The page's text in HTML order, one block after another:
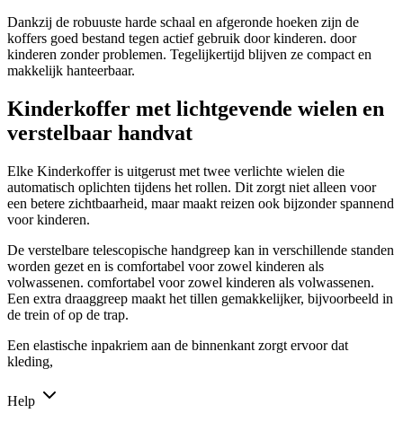
Dankzij de robuuste harde schaal en afgeronde hoeken zijn de
koffers goed bestand tegen actief gebruik door kinderen. door
kinderen zonder problemen. Tegelijkertijd blijven ze compact en
makkelijk hanteerbaar.
Kinderkoffer met lichtgevende wielen en
verstelbaar handvat
Elke Kinderkoffer is uitgerust met twee verlichte wielen die
automatisch oplichten tijdens het rollen. Dit zorgt niet alleen voor
een betere zichtbaarheid, maar maakt reizen ook bijzonder spannend
voor kinderen.
De verstelbare telescopische handgreep kan in verschillende standen
worden gezet en is comfortabel voor zowel kinderen als
volwassenen. comfortabel voor zowel kinderen als volwassenen.
Een extra draaggreep maakt het tillen gemakkelijker, bijvoorbeeld in
de trein of op de trap.
Een elastische inpakriem aan de binnenkant zorgt ervoor dat
kleding,
Help